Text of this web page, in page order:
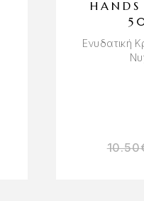
Ενυδατική
10.50